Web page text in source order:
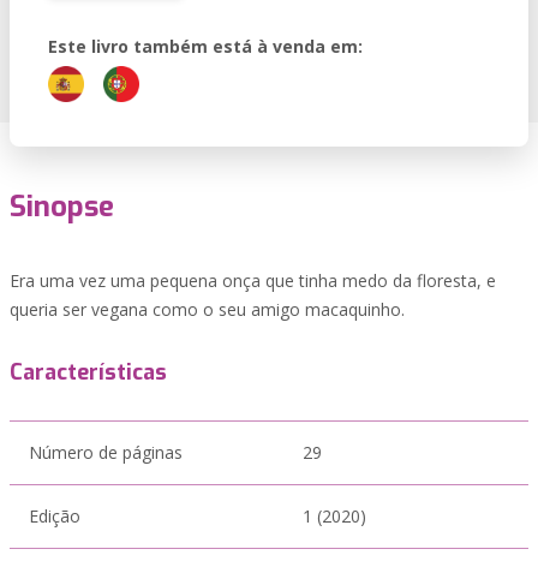
Este livro também está à venda em:
Sinopse
Era uma vez uma pequena onça que tinha medo da floresta, e
queria ser vegana como o seu amigo macaquinho.
Características
Número de páginas 29
Edição 1 (2020)